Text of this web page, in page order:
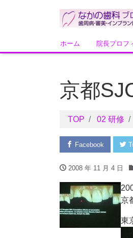
ホーム 院長プロフ
京都
TOP 02 研修
Facebook
2008 年 11 月 4 日
京
東